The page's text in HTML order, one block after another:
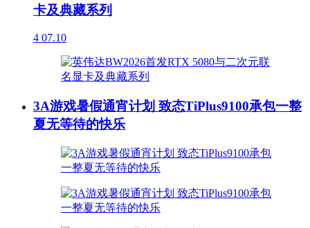
卡及典藏系列
4 07.10
3A游戏暑假通宵计划 致态TiPlus9100承包一整
夏无等待的快乐